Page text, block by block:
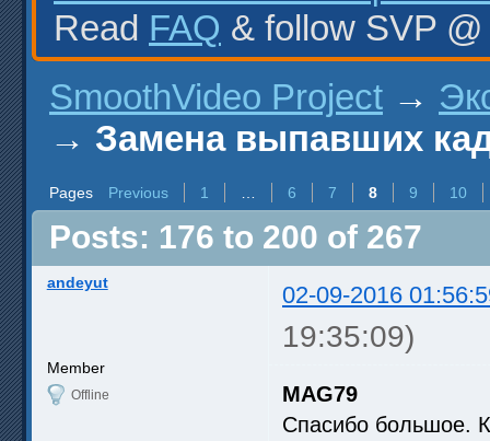
Read FAQ & follow SVP
SmoothVideo Project →
→ Замена выпавших
Pages Previous 1 6 7 8 9 10
Posts: 176 to 200 of 267
andeyut 02-09-2016
19:35:09)
Member
Offline
MAG79
Спасибо большое.